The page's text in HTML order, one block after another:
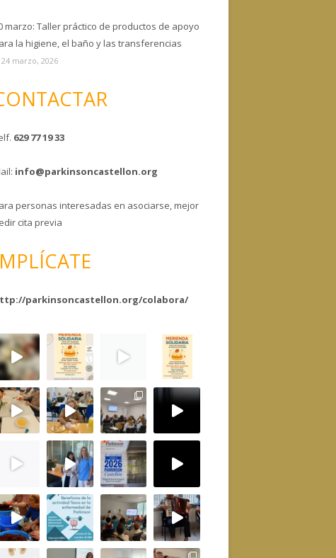
marzo: Taller práctico de productos de apoyo
la higiene, el baño y las transferencias
24 marzo, 2026
629 77 19 33
info@parkinsoncastellon.org
personas interesadas en asociarse, mejor
cita previa
parkinsoncastellon.org/colabora/